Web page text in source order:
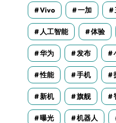
Vivo 一加
人工智能 体验
华为 发布
性能 手机
新机 旗舰
曝光 机器人